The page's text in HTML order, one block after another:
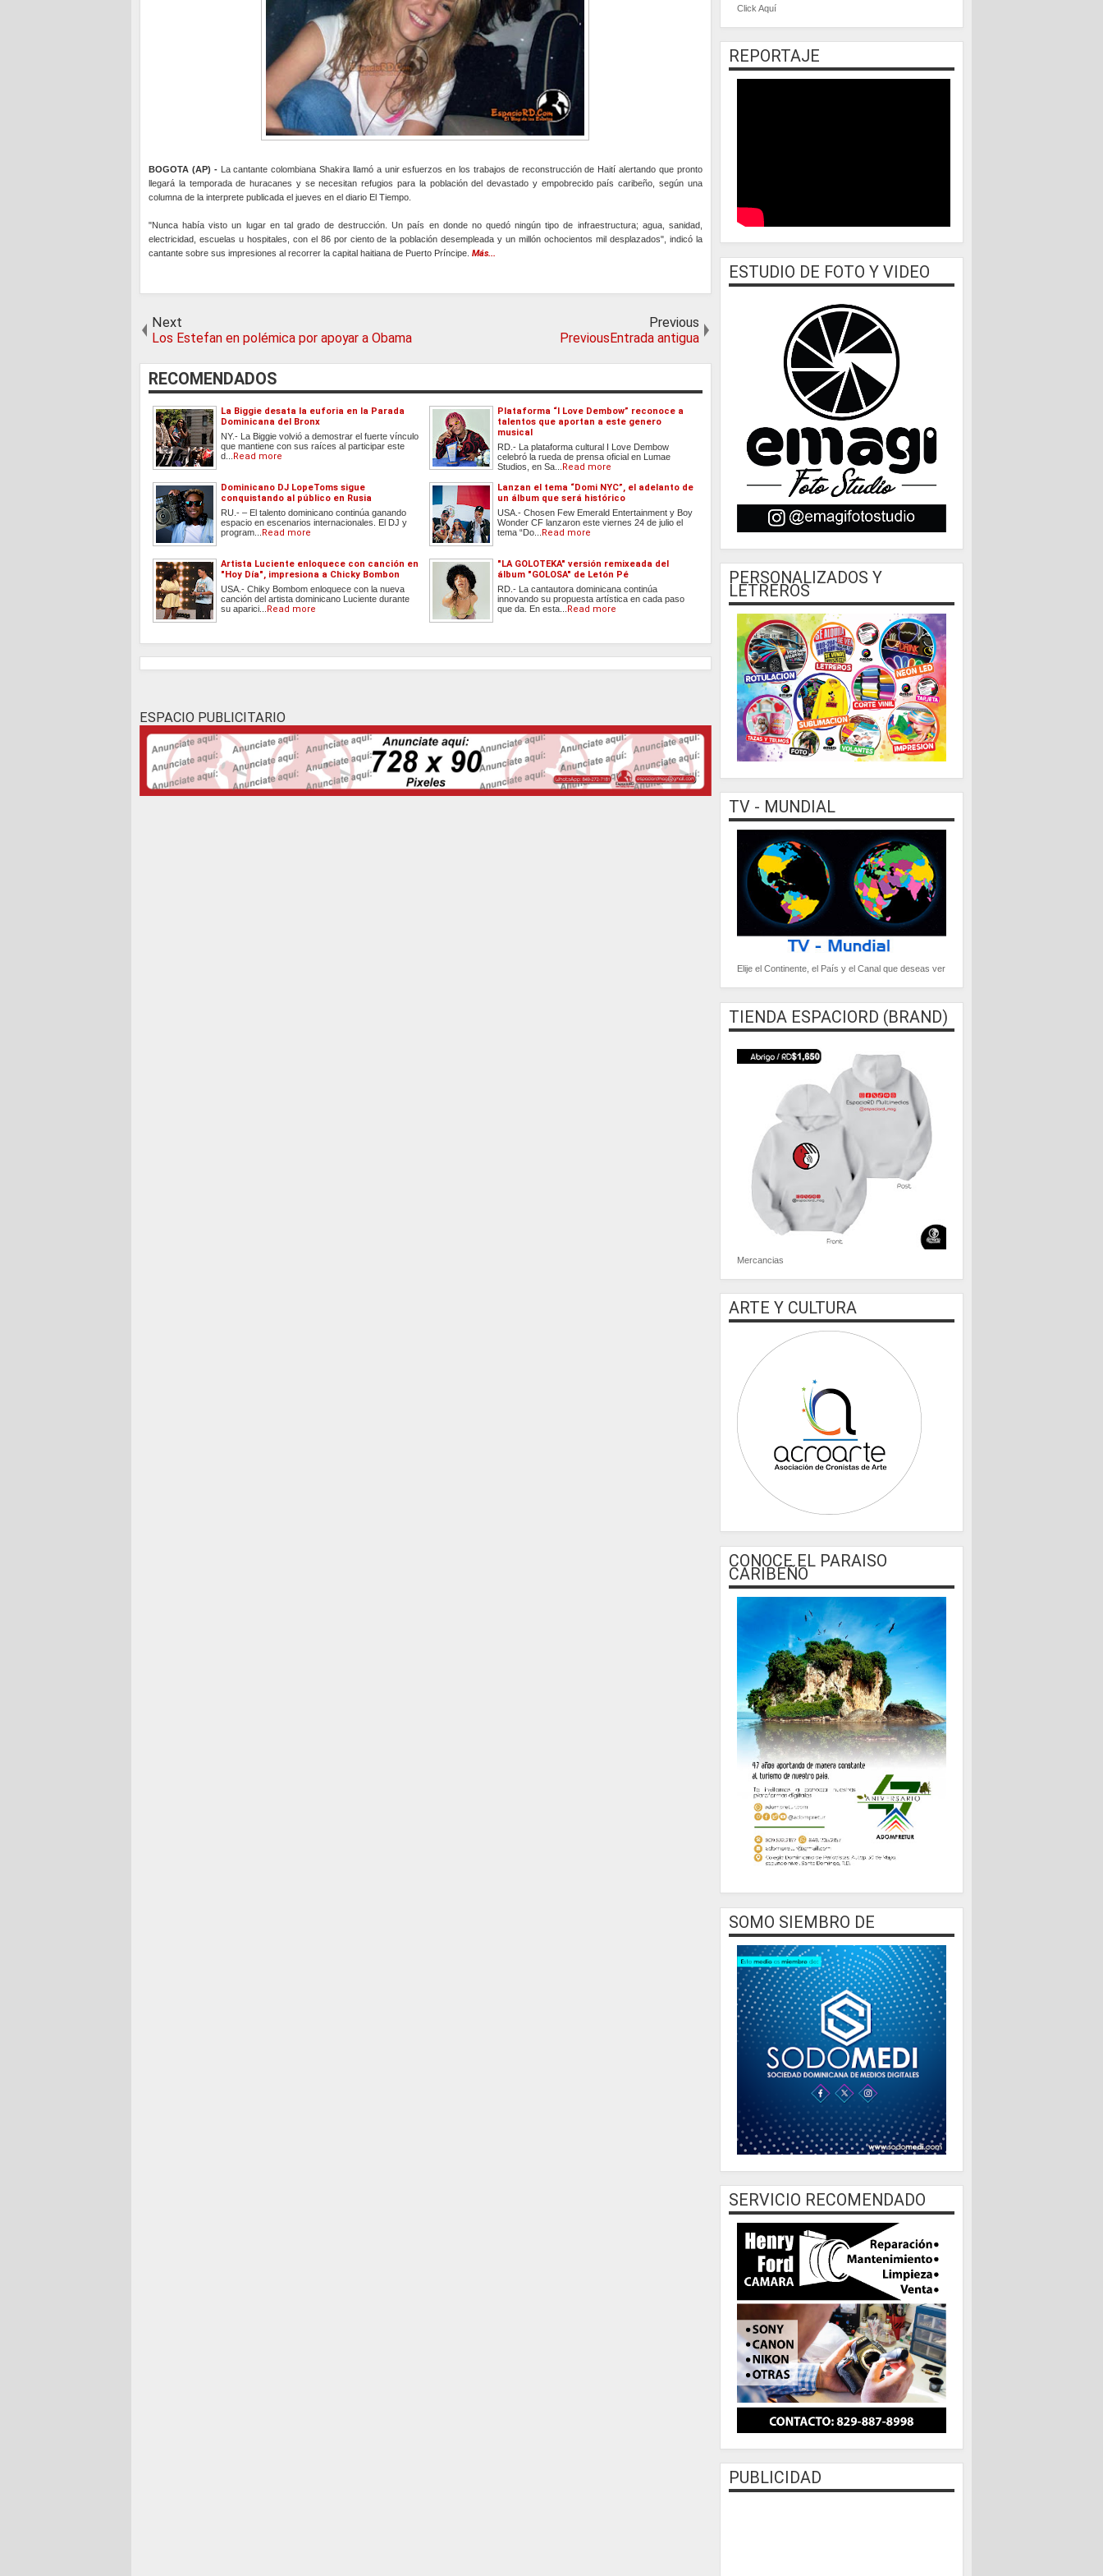
BOGOTA (AP) -La cantante colombiana Shakira llamó a unir esfuerzos en los trabajos de reconstrucción de Haití alertando que pronto
llegará la temporada de huracanes y se necesitan refugios para la población del devastado y empobrecido país caribeño, según una
columna de la interprete publicada el jueves en el diario El Tiempo.
"Nunca había visto un lugar en tal grado de destrucción. Un país en donde no quedó ningún tipo de infraestructura; agua, sanidad,
electricidad, escuelas u hospitales, con el 86 por ciento de la población desempleada y un millón ochocientos mil desplazados", indicó la
cantante sobre sus impresiones al recorrer la capital haitiana de Puerto Príncipe. Más...
Next
Los Estefan en polémica por apoyar a Obama
Previous
PreviousEntrada antigua
RECOMENDADOS
La Biggie desata la euforia en la Parada
Dominicana del Bronx
NY.- La Biggie volvió a demostrar el fuerte vínculo
que mantiene con sus raíces al participar este
d...
Read more
Plataforma “I Love Dembow” reconoce a
talentos que aportan a este genero
musical
RD.- La plataforma cultural I Love Dembow
celebró la rueda de prensa oficial en Lumae
Studios, en Sa...
Read more
Dominicano DJ LopeToms sigue
conquistando al público en Rusia
RU.- – El talento dominicano continúa ganando
espacio en escenarios internacionales. El DJ y
program...
Read more
Lanzan el tema “Domi NYC”, el adelanto de
un álbum que será histórico
USA.- Chosen Few Emerald Entertainment y Boy
Wonder CF lanzaron este viernes 24 de julio el
tema “Do...
Read more
Artista Luciente enloquece con canción en
"Hoy Día", impresiona a Chicky Bombon
USA.- Chiky Bombom enloquece con la nueva
canción del artista dominicano Luciente durante
su aparici...
Read more
"LA GOLOTEKA" versión remixeada del
álbum "GOLOSA" de Letón Pé
RD.- La cantautora dominicana continúa
innovando su propuesta artística en cada paso
que da. En esta...
Read more
ESPACIO PUBLICITARIO
Click Aquí
REPORTAJE
ESTUDIO DE FOTO Y VIDEO
PERSONALIZADOS Y
LETREROS
TV - MUNDIAL
Elije el Continente, el País y el Canal que deseas ver
TIENDA ESPACIORD (BRAND)
Mercancias
ARTE Y CULTURA
CONOCE EL PARAISO
CARIBEÑO
SOMO SIEMBRO DE
SERVICIO RECOMENDADO
PUBLICIDAD